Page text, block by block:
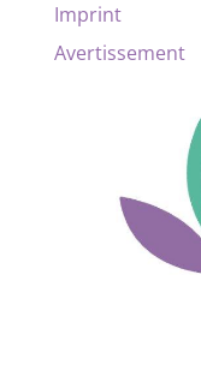
Imprint
Avertissement